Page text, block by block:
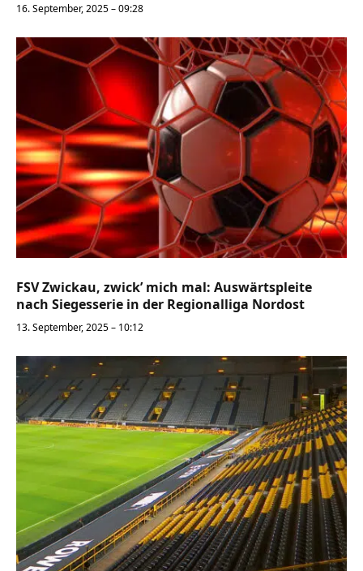
16. September, 2025 – 09:28
FSV Zwickau, zwick’ mich mal: Auswärtspleite
nach Siegesserie in der Regionalliga Nordost
13. September, 2025 – 10:12